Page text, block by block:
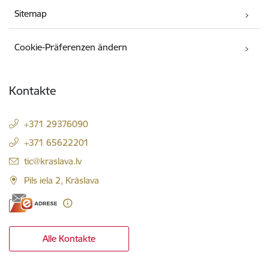
Sitemap
Cookie-Präferenzen ändern
Kontakte
+371 29376090
+371 65622201
E-Mail:
tic@kraslava.lv
Pils iela 2, Krāslava
Alle Kontakte